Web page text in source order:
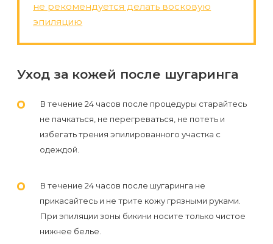
не рекомендуется делать восковую
эпиляцию
Уход за кожей после шугаринга
В течение 24 часов после процедуры старайтесь
не пачкаться, не перегреваться, не потеть и
избегать трения эпилированного участка с
одеждой.
В течение 24 часов после шугаринга не
прикасайтесь и не трите кожу грязными руками.
При эпиляции зоны бикини носите только чистое
нижнее белье.